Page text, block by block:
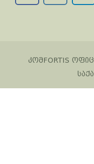
კომFORTIS